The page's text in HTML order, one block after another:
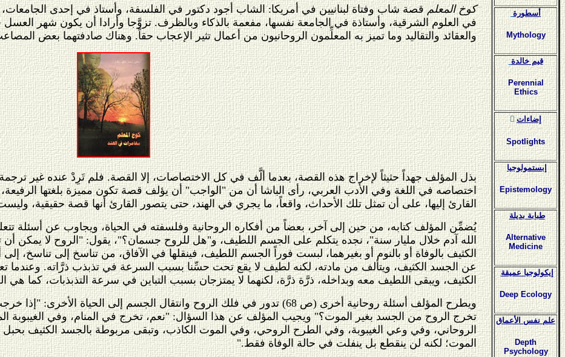
كوخ المعلمقصة شاب وفتاة لبنانيين في أمريكا: الشاب أجود دكتور في الفلسفة، وأستاذ في إحدى
في العلوم الشرقية، وأستاذة في الجامعة نفسها، مفعمة بالذكاء وبالظرف. تزوَّجا وأرادا أن يكون شهر العسل
والعقائد والتقاليد وما تميز به المعلِّمون الروحانيون من أعمال تثير الإعجاب حقاً. وهناك صادفتهما بعض
بذل المؤلف جهداً حثيثاً لإخراج هذه القصة، بعدما ألَّف في كل الاختصاصات، إلا القصة. فلم تَرِدْ عنده غير
اختصاصه في اللغة وفي الأدب العربي، رأى الباشا أن من "الواجب" أن يؤلف قصة تكون مميزة بلغتها
القارئ إليها، على أن تمثل تلك الأحداث، واقعاً، ما يجري في الهند، حتى يتصور القارئ أنها قصة حقيقية،
يُضمِّن المؤلف كتابه، من حين إلى آخر، بعضاً من أفكاره الروحانية وفلسفته في الحياة، ويجاوب عن أسئلة
الله آدم خلال مليار سنة"، نجده يتكلم على الجسم اللطيف، و"هل للروح جسمان؟"، يقول: "الروح لا يمكن
الكثيف بالوفاة أو بالنوم أو بغيرهما، لبست فوراً الجسم اللطيف، فينقلها في الآفاق، من تناسخ إلى
عن الجسد الكثيف، ويتألف من مادته، لكنه لطيف لا يقع تحت حسِّنا بسبب السرعة في تذبذب ذرَّاته. وعندما
الكثيف، ويبقى اللطيف معه وبداخله، ذرَّة ذرَّة، لكنهما لا يمتزجان بسبب التباين في سرعة التذبذبات، كما هي
ويطرح المؤلف أسئلة روحانية أخرى (ص 68) تدور في فلك الروح وانتقال الجسم إلى
تخرج الروح من الجسد بغير الموت؟" ويجيب المؤلف عن هذا السؤال: "نعم، تخرج في المنام، وفي الغيبوبة
الروحاني، وفي وعي الغيبوبة، وفي الطرح الروحي، وفي الموت الكاذب، وتبقى مربوطة بالجسد الكثيف
الموت؛ لكنه لن ينقطع بل ينفلت في حالة الوفاة فقط."
أسطورة
Mythology
قيم خالدة
Perennial
Ethics
ٍإضاءات
Spotlights
إبستمولوجيا
Epistemology
طبابة بديلة
Alternative
Medicine
إيكولوجيا عميقة
Deep Ecology
علم نفس الأعماق
Depth
Psychology